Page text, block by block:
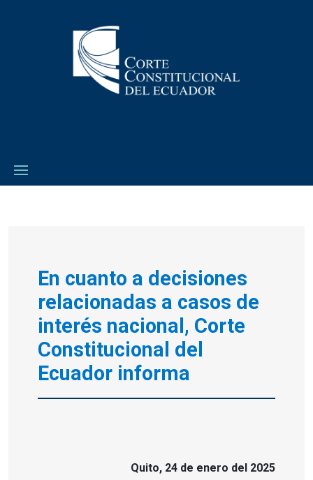
En cuanto a decisiones
relacionadas a casos de
interés nacional, Corte
Constitucional del
Ecuador informa
Quito, 24 de enero del 2025